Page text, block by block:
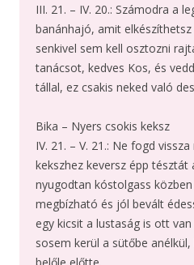
III. 21. – IV. 20.: Számodra a
banánhajó, amit
senkivel sem kell osztozni
tanácsot, kedves Kos, és
tállal, ez csakis neked való
Bika – Nyers csokis keksz
IV. 21. – V. 21.: Ne fogd
kekszhez keversz épp tésztát
nyugodtan kóstolgass
megbízható és jól bevált
egy kicsit a lustaság is ott
sosem kerül a sütőbe